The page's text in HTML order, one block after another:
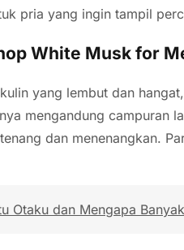
pria yang ingin tampil
White Musk for
yang lembut dan
mengandung campuran
dan menenangkan.
Otaku dan Mengapa